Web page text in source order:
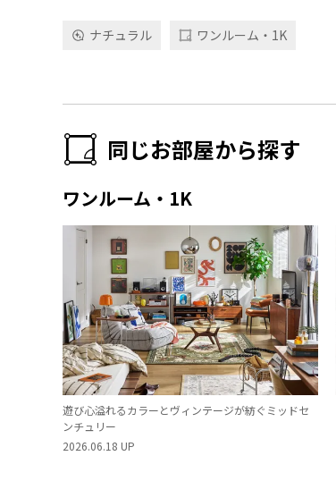
ナチュラル ワンルーム・1K
同じお部屋から探す
ワンルーム・1K
遊び心溢れるカラーとヴィンテージが紡ぐミッドセ
ンチュリー
2026.06.18 UP